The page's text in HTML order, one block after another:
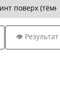
👁 Результат